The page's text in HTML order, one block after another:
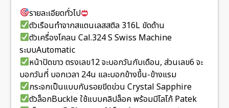
รายละเอียดทั่วไป
ตัวเรือนทำจากสแตนเลสสติล 316L ขัดด้าน
ตัวเครื่องโคลน Cal.324 S Swiss Machine
ระบบAutomatic
หน้าปัดขาว ตรงเลข12 จะบอกวันกับเดือน, ส่วนเลข6 จะ
บอกวันที่ บอกเวลา 24น และบอกข้างขึ้น-ข้างแรม
กระจกเป็นแบบกันรอยขีดข่วน Crystal Sapphire
ตัวล็อกBuckle ใช้แบบคลิปล็อค พร้อมมีโลโก้ Patek